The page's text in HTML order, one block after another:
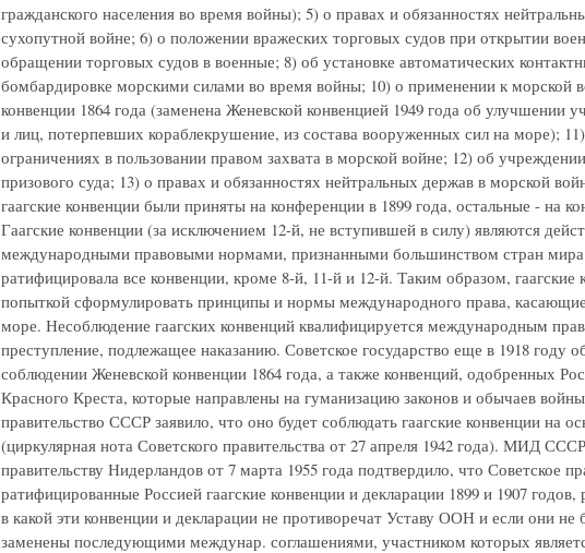
гражданского населения во время войны); 5) о правах и обязанностях
сухопутной войне; 6) о положении вражеских торговых судов при открытии
обращении торговых судов в военные; 8) об установке автоматических
бомбардировке морскими силами во время войны; 10) о применении к морской
конвенции 1864 года (заменена Женевской конвенцией 1949 года об улучшении
и лиц, потерпевших кораблекрушение, из состава вооруженных сил на море);
ограничениях в пользовании правом захвата в морской войне; 12) об
призового суда; 13) о правах и обязанностях нейтральных держав в морской
гаагские конвенции были приняты на конференции в 1899 года, остальные - на
Гаагские конвенции (за исключением 12-й, не вступившей в силу) являются
международными правовыми нормами, признанными большинством стран
ратифицировала все конвенции, кроме 8-й, 11-й и 12-й. Таким образом, гаагские
попыткой сформулировать принципы и нормы международного права,
море. Несоблюдение гаагских конвенций квалифицируется международным
преступление, подлежащее наказанию. Советское государство еще в 1918 году
соблюдении Женевской конвенции 1864 года, а также конвенций, одобренных
Красного Креста, которые направлены на гуманизацию законов и обычаев
правительство СССР заявило, что оно будет соблюдать гаагские конвенции на
(циркулярная нота Советского правительства от 27 апреля 1942 года). МИД
правительству Нидерландов от 7 марта 1955 года подтвердило, что Советское
ратифицированные Россией гаагские конвенции и декларации 1899 и 1907 годов,
в какой эти конвенции и декларации не противоречат Уставу ООН и если они
заменены последующими междунар. соглашениями, участником которых